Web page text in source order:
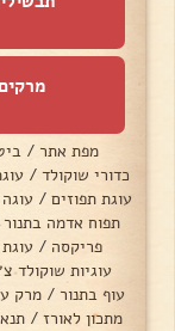
מפת אתר /
כדורי שוקולד /
עוגת תפוזים /
תפוח אדמה בתנור
פריקסה /
עוגיות שוקולד
עוף בתנור / מרק
מתכון לאורז /